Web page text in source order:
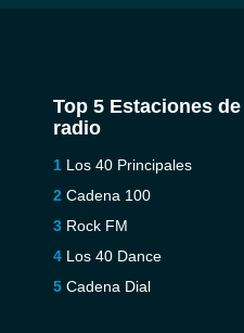
Top 5 Estaciones de
radio
Los 40 Principales
Cadena 100
Rock FM
Los 40 Dance
Cadena Dial